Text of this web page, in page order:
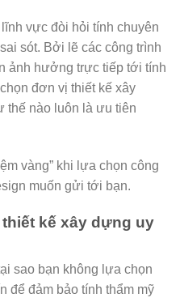
vực đòi hỏi tính chuyên
sót. Bởi lẽ các công trình
ảnh hưởng trực tiếp tới tính
đơn vị thiết kế xây
thế nào luôn là ưu tiên
vàng” khi lựa chọn công
muốn gửi tới bạn.
kế xây dựng uy
sao bạn không lựa chọn
để đảm bảo tính thẩm mỹ